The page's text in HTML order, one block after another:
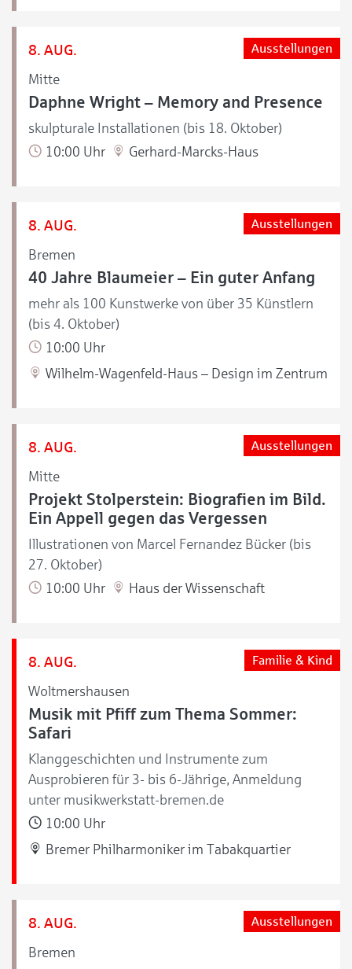
8. AUG.
Mitte
Ausstellungen
Daphne Wright – Memory and Presence
skulpturale Installationen (bis 18. Oktober)
10:00 Uhr
Gerhard-Marcks-Haus
8. AUG.
Bremen
Ausstellungen
40 Jahre Blaumeier – Ein guter Anfang
mehr als 100 Kunstwerke von über 35 Künstlern
(bis 4. Oktober)
10:00 Uhr
Wilhelm-Wagenfeld-Haus – Design im Zentrum
8. AUG.
Mitte
Ausstellungen
Projekt Stolperstein: Biografien im Bild.
Ein Appell gegen das Vergessen
Illustrationen von Marcel Fernandez Bücker (bis
27. Oktober)
10:00 Uhr
Haus der Wissenschaft
8. AUG.
Woltmershausen
Familie & Kind
Musik mit Pfiff zum Thema Sommer:
Safari
Klanggeschichten und Instrumente zum
Ausprobieren für 3- bis 6-Jährige, Anmeldung
unter musikwerkstatt-bremen.de
10:00 Uhr
Bremer Philharmoniker im Tabakquartier
8. AUG.
Bremen
Ausstellungen